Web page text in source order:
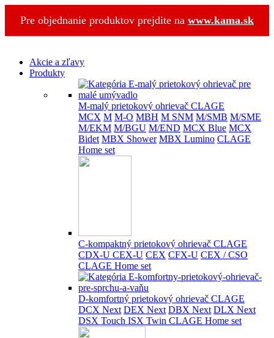
Pre objednanie produktov prejdite na www.kama.sk
Akcie a zľavy
Produkty
M-malý prietokový ohrievač CLAGE
MCX M M-O MBH M SNM M/SMB M/SME
M/EKM M/BGU M/END MCX Blue MCX
Bidet MBX Shower MBX Lumino CLAGE
Home set
C-kompaktný prietokový ohrievač CLAGE
CDX-U CEX-U CEX CFX-U CEX / CSO
CLAGE Home set
D-komfortný prietokový ohrievač CLAGE
DCX Next DEX Next DBX Next DLX Next
DSX Touch ISX Twin CLAGE Home set